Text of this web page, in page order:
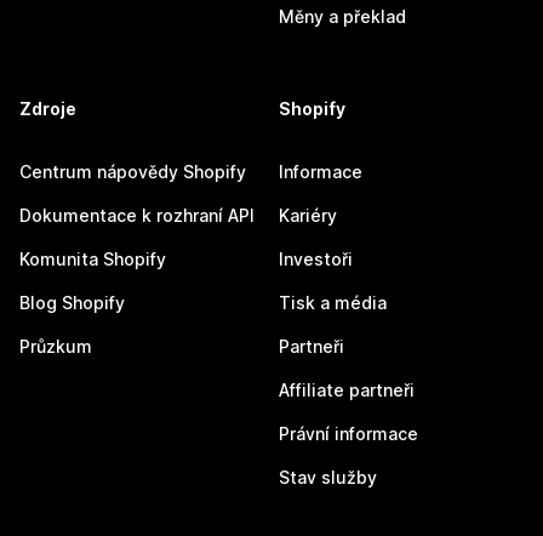
Měny a překlad
Zdroje
Centrum nápovědy Shopify
Dokumentace k rozhraní API
Komunita Shopify
Blog Shopify
Průzkum
Shopify
Informace
Kariéry
Investoři
Tisk a média
Partneři
Affiliate partneři
Právní informace
Stav služby